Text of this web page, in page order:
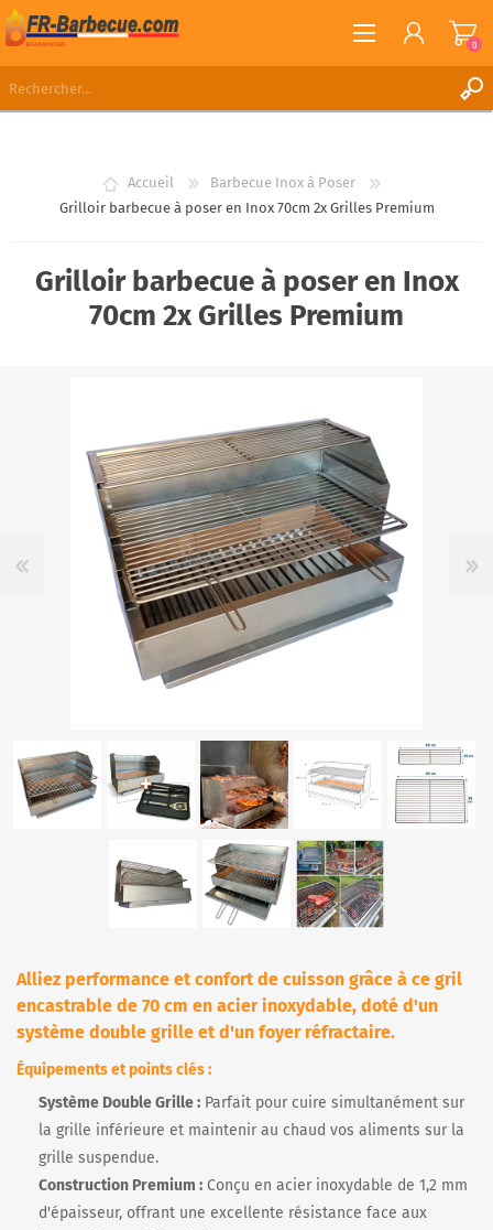
LISTE DE SOUHAITS
0
Accueil
Barbecue Inox à Poser
Grilloir barbecue à poser en Inox 70cm 2x Grilles Premium
Grilloir barbecue à poser en Inox
70cm 2x Grilles Premium
Alliez performance et confort de cuisson grâce à ce gril
encastrable de 70 cm en acier inoxydable, doté d'un
système double grille et d'un foyer réfractaire.
Équipements et points clés :
Système Double Grille : Parfait pour cuire simultanément sur
la grille inférieure et maintenir au chaud vos aliments sur la
grille suspendue.
Construction Premium : Conçu en acier inoxydable de 1,2 mm
d'épaisseur, offrant une excellente résistance face aux